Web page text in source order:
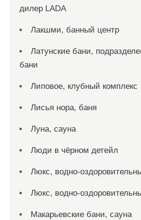
дилер LADA
Лакшми, банный центр
Латунские бани,
бани
Липовое, клубный комплекс
Лисья нора, баня
Луна, сауна
Люди в чёрном детейл
Люкс, водно-
Люкс, водно-
Макарьевские бани, сауна